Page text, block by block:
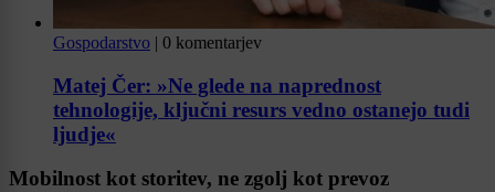
Gospodarstvo | 0 komentarjev
Matej Čer: »Ne glede na naprednost
tehnologije, ključni resurs vedno ostanejo tudi
ljudje«
Mobilnost kot storitev, ne zgolj kot prevoz